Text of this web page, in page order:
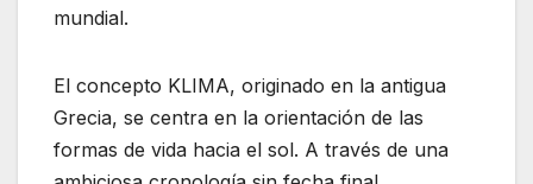
mundial.
El concepto KLIMA, originado en la antigua
Grecia, se centra en la orientación de las
formas de vida hacia el sol. A través de una